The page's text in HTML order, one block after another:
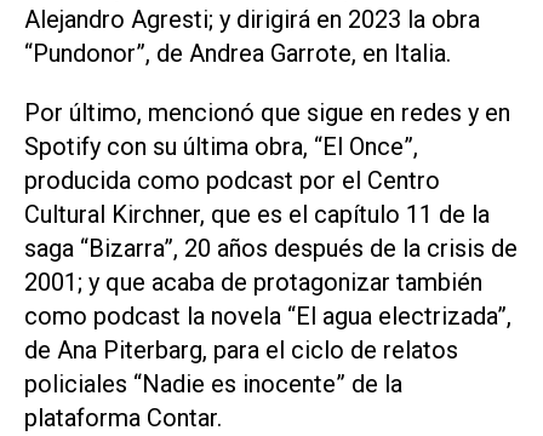
Alejandro Agresti; y dirigirá en 2023 la obra
“Pundonor”, de Andrea Garrote, en Italia.
Por último, mencionó que sigue en redes y en
Spotify con su última obra, “El Once”,
producida como podcast por el Centro
Cultural Kirchner, que es el capítulo 11 de la
saga “Bizarra”, 20 años después de la crisis de
2001; y que acaba de protagonizar también
como podcast la novela “El agua electrizada”,
de Ana Piterbarg, para el ciclo de relatos
policiales “Nadie es inocente” de la
plataforma Contar.